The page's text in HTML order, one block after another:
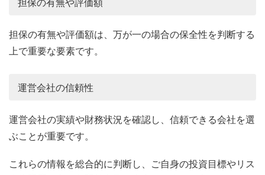
担保の有無や評価額
担保の有無や評価額は、万が一の場合の保全性を判断する
上で重要な要素です。
運営会社の信頼性
運営会社の実績や財務状況を確認し、信頼できる会社を選
ぶことが重要です。
これらの情報を総合的に判断し、ご自身の投資目標やリス